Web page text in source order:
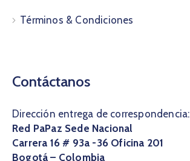
Términos & Condiciones
Contáctanos
Dirección entrega de correspondencia:
Red PaPaz Sede Nacional
Carrera 16 # 93a -36 Oficina 201
Bogotá – Colombia